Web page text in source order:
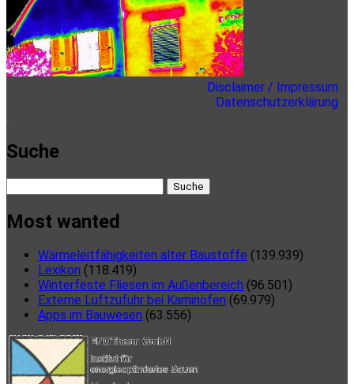
Disclaimer / Impressum
Datenschutzerklärung
Suche
nach:
Most wanted
Wärmeleitfähigkeiten alter Baustoffe (139.939)
Lexikon (118.419)
Winterfeste Fliesen im Außenbereich (96.501)
Externe Luftzufuhr bei Kaminöfen (69.979)
Apps im Bauwesen (63.556)